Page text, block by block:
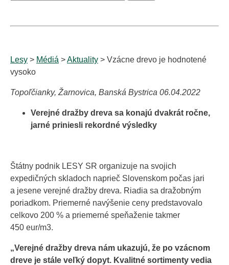
Lesy > Médiá >Aktuality > Vzácne drevo je hodnotené
vysoko
Topoľčianky, Žarnovica, Banská Bystrica 06.04.2022
Verejné dražby dreva sa konajú dvakrát ročne,
jarné priniesli rekordné výsledky
Štátny podnik LESY SR organizuje na svojich
expedičných skladoch naprieč Slovenskom počas jari
a jesene verejné dražby dreva. Riadia sa dražobným
poriadkom. Priemerné navýšenie ceny predstavovalo
celkovo 200 % a priemerné speňaženie takmer
450 eur/m3.
„Verejné dražby dreva nám ukazujú, že po vzácnom
dreve je stále veľký dopyt. Kvalitné sortimenty vedia